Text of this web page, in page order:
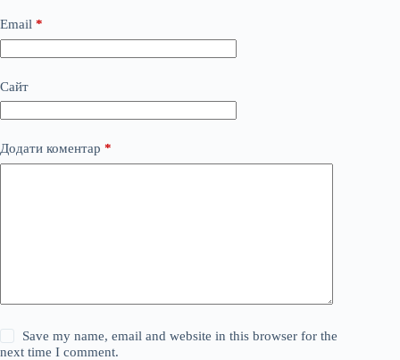
Email *
Сайт
Додати коментар *
Save my name, email and website in this browser for the
next time I comment.